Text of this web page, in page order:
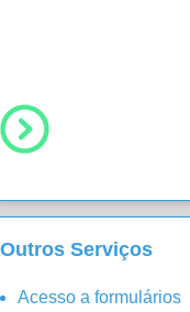
Outros Serviços
Acesso a formulários